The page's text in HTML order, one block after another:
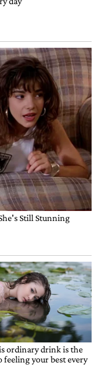
este presa, no
pais.
COMPARTIR
MARCAR
COMO
INAPROPIADO
apretar con
a finde mes y
del dólar, creo
COMPARTIR
MARCAR
COMO
INAPROPIADO
COMPARTIR
MARCAR
COMO
INAPROPIADO